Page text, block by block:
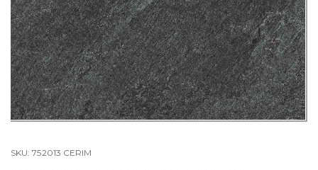
SKU:752013 CERIM